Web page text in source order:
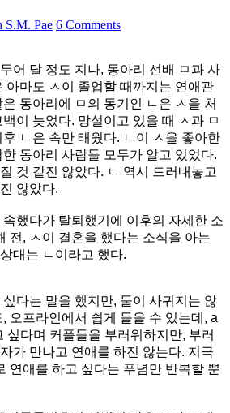
젠
더
는
꼭
수
술
까
야
할
S.M. Pae 6 Comments
어 달 정도 지나, 동아리 선배 ㅁ과 사
아마도 ㅅ이 졸업할 때까지는 연애관
동아리에 ㅁ의 동기인 ㄴ은 ㅅ을 처
이 늦었다. 망설이고 있을 때 ㅅ과 ㅁ
ㄴ은 속만 태웠다. ㄴ이 ㅅ을 좋아한
동아리 사람들 모두가 알고 있었다.
것 같진 않았다. ㄴ 역시 드러내놓고
않았다.
했다가 탈퇴했기에 이후의 자세한 소
전, ㅅ이 결혼을 했다는 소식을 아는
대는 ㄴ이라고 했다.
다는 말을 했지만, 둘이 사귀지는 않
오프라인에서 쉽게 들을 수 있는데, a
싶다며 커플들을 부러워하지만, 부러
가 만나고 연애를 하진 않는다. 지극
연애를 하고 싶다는 푸념만 반복할 뿐